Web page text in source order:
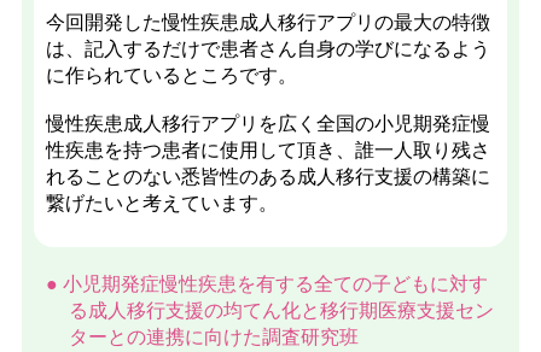
今回開発した慢性疾患成人移行アプリの最大の特徴
は、記入するだけで患者さん自身の学びになるよう
に作られているところです。
慢性疾患成人移行アプリを広く全国の小児期発症慢
性疾患を持つ患者に使用して頂き、誰一人取り残さ
れることのない悉皆性のある成人移行支援の構築に
繋げたいと考えています。
小児期発症慢性疾患を有する全ての子どもに対す
る成人移行支援の均てん化と移行期医療支援セン
ターとの連携に向けた調査研究班